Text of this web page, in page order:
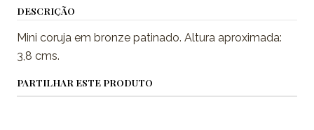
DESCRIÇÃO
Mini coruja em bronze patinado. Altura aproximada:
3,8 cms.
PARTILHAR ESTE PRODUTO